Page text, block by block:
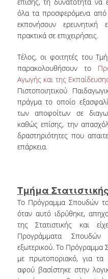
όλα τα προσφερόμενα από
εκπονήσουν
πρακτικά σε επιχειρήσεις.
Τέλος, οι φοιτητές του
παρακολουθήσουν το
Αγωγής και της
Πιστοποιητικού
πράγμα το οποίο
των αποφοίτων σε
καθώς επίσης, την
δραστηριότητες που
επάρκεια.
Τμήμα Στατιστικής
Το Πρόγραμμα Σπουδών
όταν αυτό ιδρύθηκε,
της Στατιστικής και
Προγράμματα Σπουδών
εξωτερικού. Το
με πρωτοποριακό, για τα
αφού βασίστηκε στην